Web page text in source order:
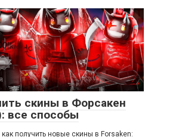
скины в Форсакен
все способы
получить новые скины в Forsaken: